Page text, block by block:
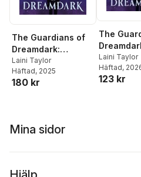
The Guardians of
Dreamdark:
Windwitch
Laini Taylor
Häftad, 2025
180 kr
The
Windwitch
Laini Taylor
Häftad,
123 kr
Mina sidor